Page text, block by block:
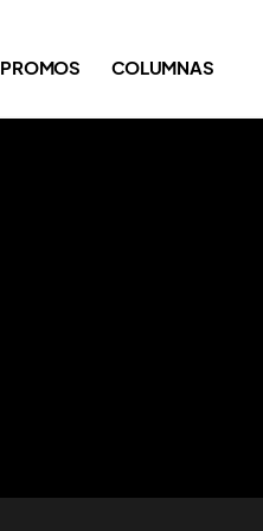
PROMOS COLUMNAS